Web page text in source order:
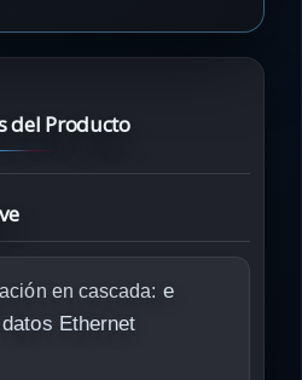
del Producto
en cascada: e
Ethernet